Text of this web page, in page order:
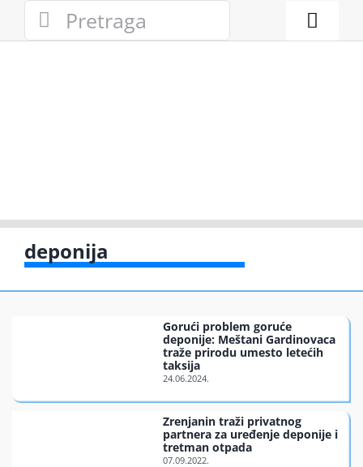
Search
for:
Toggle
Gde
Zelena
O nama
deponija
Gorući problem goruće
deponije: Meštani Gardinovaca
traže prirodu umesto letećih
taksija
Zrenjanin traži privatnog
partnera za uređenje deponije i
tretman otpada